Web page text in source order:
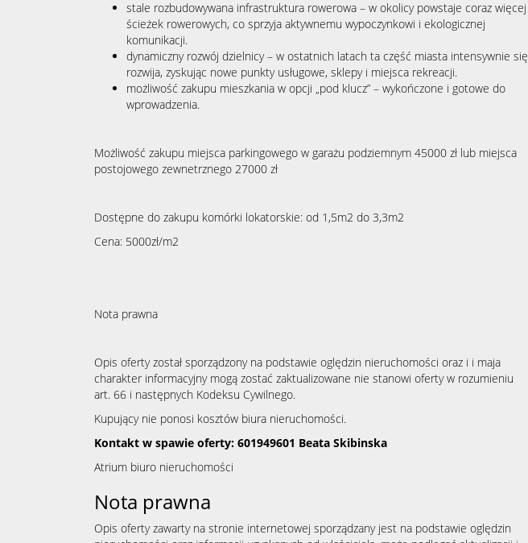
stale rozbudowywana infrastruktura rowerowa – w okolicy powstaje coraz więcej
ścieżek rowerowych, co sprzyja aktywnemu wypoczynkowi i ekologicznej
komunikacji.
dynamiczny rozwój dzielnicy – w ostatnich latach ta część miasta intensywnie się
rozwija, zyskując nowe punkty usługowe, sklepy i miejsca rekreacji.
możliwość zakupu mieszkania w opcji „pod klucz” – wykończone i gotowe do
wprowadzenia.
Możliwość zakupu miejsca parkingowego w garażu podziemnym 45000 zł lub miejsca
postojowego zewnetrznego 27000 zł
Dostępne do zakupu komórki lokatorskie: od 1,5m2 do 3,3m2
Cena: 5000zł/m2
Nota prawna
Opis oferty został sporządzony na podstawie oględzin nieruchomości oraz i i maja
charakter informacyjny mogą zostać zaktualizowane nie stanowi oferty w rozumieniu
art. 66 i następnych Kodeksu Cywilnego.
Kupujący nie ponosi kosztów biura nieruchomości.
Kontakt w spawie oferty: 601949601 Beata Skibinska
Atrium biuro nieruchomości
Nota prawna
Opis oferty zawarty na stronie internetowej sporządzany jest na podstawie oględzin